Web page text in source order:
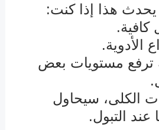
هذا إذا كنت:
الأدوية.
ترفع مستويات بعض
الكلى، سيحاول
التبول.